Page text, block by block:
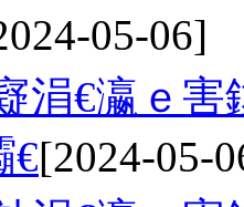
05-06]
涓€瀛ｅ
€[2024-05-